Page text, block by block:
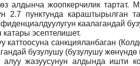
жоопкерчилик тартат.
пунктунда караштырылган
каалагандай
эсептелишет.
санкцияланбаган
бузулушу (бузулушу жөнүндө
алуу жазуусунун алдында